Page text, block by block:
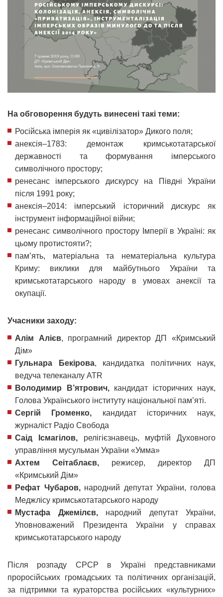
На обговорення будуть винесені такі теми:
Російська імперія як «цивілізатор» Дикого поля;
анексія–1783: демонтаж кримськотатарської
державності та формування імперського
символічного простору;
ренесанс імперського дискурсу на Півдні України
після 1991 року;
анексія–2014: імперський історичний дискурс як
інструмент інформаційної війни;
ренесанс символічного простору Імперії в Україні: як
цьому протистояти?;
пам’ять, матеріальна та нематеріальна культура
Криму: виклики для майбутнього України та
кримськотатарського народу в умовах анексії та
окупації.
Учасники заходу:
Алім Алієв, програмний директор ДП «Кримський
Дім»
Гульнара Бекірова, кандидатка політичних наук,
ведуча телеканалу АТR
Володимир В’ятрович,кандидат історичних наук,
Голова Українського інституту національної пам’яті.
Сергій Громенко, кандидат історичних наук,
журналіст Радіо Свобода
Саід Ісмагілов, релігієзнавець, муфтій Духовного
управління мусульман України «Умма»
Ахтем Сеітаблаєв, режисер, директор ДП
«Кримський Дім»
Рефат Чубаров, народний депутат України, голова
Меджлісу кримськотатарського народу
Мустафа Джемілєв,народний депутат України,
Уповноважений Президента України у справах
кримськотатарського народу
Після розпаду СРСР в Україні представниками
проросійських громадських та політичних організацій,
за підтримки та кураторства російських «культурних»